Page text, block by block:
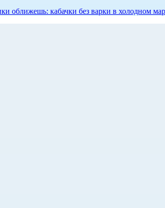
оближешь: кабачки без варки в холодном